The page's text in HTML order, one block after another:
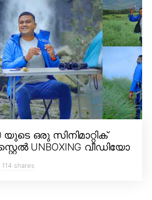
യുടെ ഒരു സിനിമാറ്റിക്
UNBOXING വീഡിയോ
114 shares